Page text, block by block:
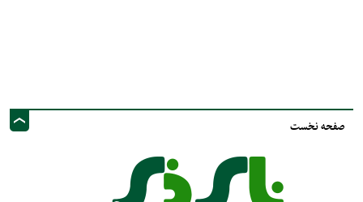
صفحه نخست